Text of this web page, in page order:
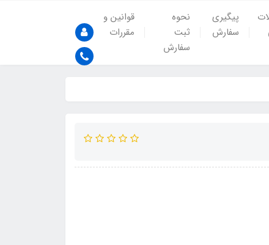
پیگیری
سفارش
نحوه
ثبت
سفارش
قوانین و
مقررات